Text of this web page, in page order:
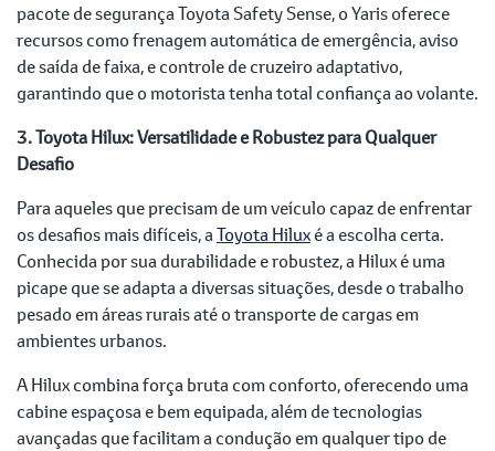
pacote de segurança Toyota Safety Sense, o Yaris oferece
recursos como frenagem automática de emergência, aviso
de saída de faixa, e controle de cruzeiro adaptativo,
garantindo que o motorista tenha total confiança ao volante.
3. Toyota Hilux: Versatilidade e Robustez para Qualquer
Desafio
Para aqueles que precisam de um veículo capaz de enfrentar
os desafios mais difíceis, aToyota Hiluxé a escolha certa.
Conhecida por sua durabilidade e robustez, a Hilux é uma
picape que se adapta a diversas situações, desde o trabalho
pesado em áreas rurais até o transporte de cargas em
ambientes urbanos.
A Hilux combina força bruta com conforto, oferecendo uma
cabine espaçosa e bem equipada, além de tecnologias
avançadas que facilitam a condução em qualquer tipo de